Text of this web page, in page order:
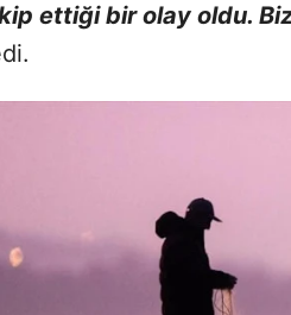
ettiği bir olay oldu.